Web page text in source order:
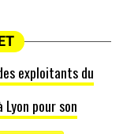
exploitants du
Lyon pour son